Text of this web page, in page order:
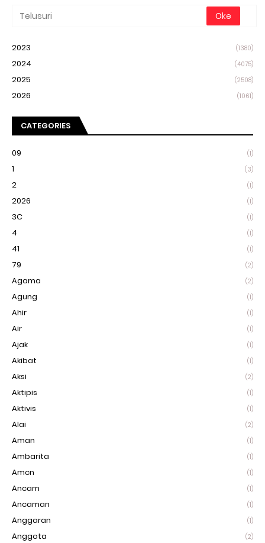
2023 (1380)
2024 (4075)
2025 (2508)
2026 (1061)
CATEGORIES
09 (1)
1 (3)
2 (1)
2026 (1)
3C (1)
4 (1)
41 (1)
79 (2)
Agama (2)
Agung (1)
Ahir (1)
Air (1)
Ajak (1)
Akibat (1)
Aksi (2)
Aktipis (1)
Aktivis (1)
Alai (2)
Aman (1)
Ambarita (1)
Amcn (1)
Ancam (1)
Ancaman (1)
Anggaran (1)
Anggota (2)